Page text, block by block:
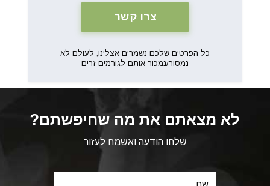
כל הפרטים שלכם נשמרים אצלינו, לעולם לא
נמסור/נמכור אותם לגורמים זרים
לא מצאתם את מה שחיפשתם?
שלחו הודעה ואשמח לעזור